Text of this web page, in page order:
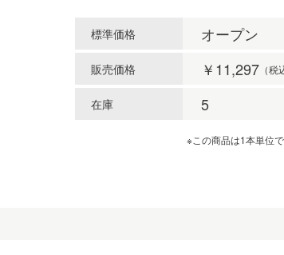
標準価格 オープン
販売価格 ￥11,297 （税
在庫 5
※この商品は1本単位